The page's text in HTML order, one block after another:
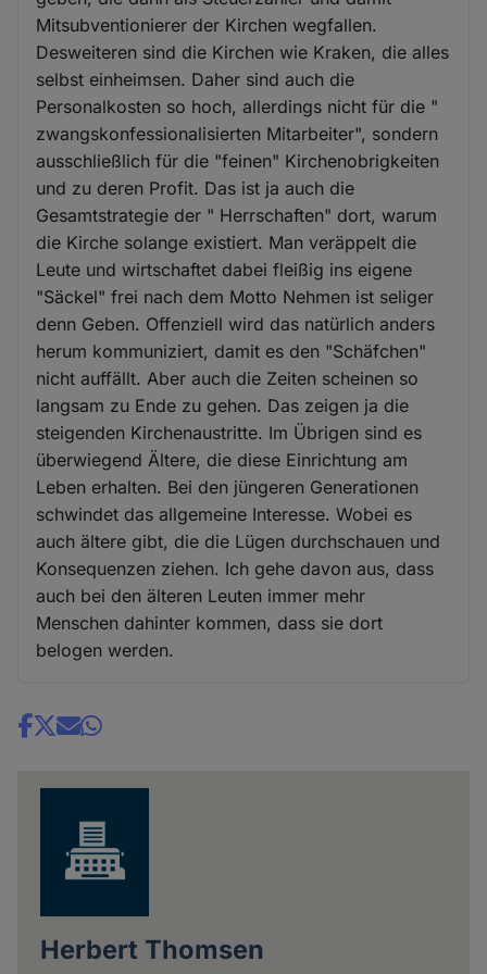
Mitsubventionierer der Kirchen wegfallen.
Desweiteren sind die Kirchen wie Kraken, die alles
selbst einheimsen. Daher sind auch die
Personalkosten so hoch, allerdings nicht für die "
zwangskonfessionalisierten Mitarbeiter", sondern
ausschließlich für die "feinen" Kirchenobrigkeiten
und zu deren Profit. Das ist ja auch die
Gesamtstrategie der " Herrschaften" dort, warum
die Kirche solange existiert. Man veräppelt die
Leute und wirtschaftet dabei fleißig ins eigene
"Säckel" frei nach dem Motto Nehmen ist seliger
denn Geben. Offenziell wird das natürlich anders
herum kommuniziert, damit es den "Schäfchen"
nicht auffällt. Aber auch die Zeiten scheinen so
langsam zu Ende zu gehen. Das zeigen ja die
steigenden Kirchenaustritte. Im Übrigen sind es
überwiegend Ältere, die diese Einrichtung am
Leben erhalten. Bei den jüngeren Generationen
schwindet das allgemeine Interesse. Wobei es
auch ältere gibt, die die Lügen durchschauen und
Konsequenzen ziehen. Ich gehe davon aus, dass
auch bei den älteren Leuten immer mehr
Menschen dahinter kommen, dass sie dort
belogen werden.
Share
Herbert Thomsen
Cookies